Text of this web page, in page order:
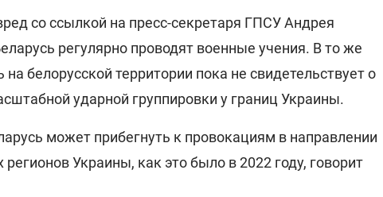
со ссылкой на пресс-секретаря ГПСУ Андрея
регулярно проводят военные учения. В то же
на белорусской территории пока не свидетельствует о
ударной группировки у границ Украины.
может прибегнуть к провокациям в направлении
Украины, как это было в 2022 году, говорит